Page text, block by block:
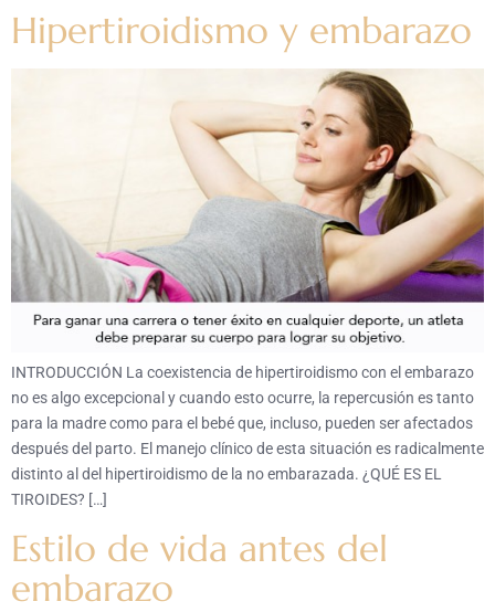
Hipertiroidismo y embarazo
INTRODUCCIÓN La coexistencia de hipertiroidismo con el embarazo
no es algo excepcional y cuando esto ocurre, la repercusión es tanto
para la madre como para el bebé que, incluso, pueden ser afectados
después del parto. El manejo clínico de esta situación es radicalmente
distinto al del hipertiroidismo de la no embarazada. ¿QUÉ ES EL
TIROIDES? […]
Estilo de vida antes del
embarazo